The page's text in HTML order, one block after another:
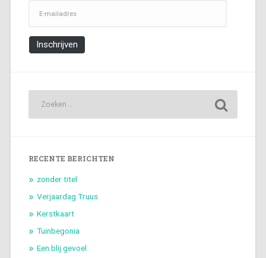
mailadres
Inschrijven
RECENTE BERICHTEN
zonder titel
Verjaardag Truus
Kerstkaart
Tuinbegonia
Een blij gevoel